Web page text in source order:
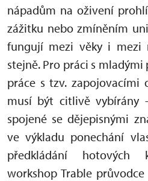
nápadům na oživení
zážitku nebo zmíněním
fungují mezi věky i mezi
stejně. Pro práci s
práce s tzv. zapojovacími
musí být citlivě vybírány
spojené se dějepisnými
ve výkladu ponechání
předkládání hotových
workshop Trable